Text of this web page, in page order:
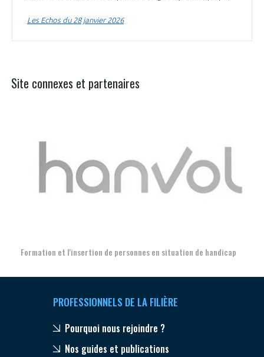
Les Echos du 28 janvier 2026
Site connexes et partenaires
Formation et l'insertion de personnes en situation de handicap
PROFESSIONNELS DE LA FILIÈRE
Pourquoi nous rejoindre ?
Nos guides et publications